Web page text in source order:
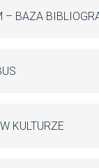
– BAZA
KULTURZE